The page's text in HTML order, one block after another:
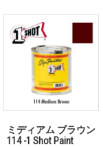
ミディアム ブラウン
114 -1 Shot Paint